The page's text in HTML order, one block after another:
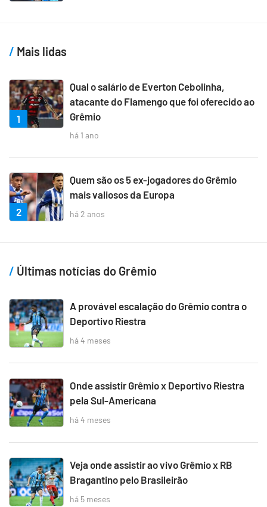
Mais lidas
1
Qual o salário de Everton Cebolinha,
atacante do Flamengo que foi oferecido ao
Grêmio
há 1 ano
2
Quem são os 5 ex-jogadores do Grêmio
mais valiosos da Europa
há 2 anos
Últimas notícias do Grêmio
A provável escalação do Grêmio contra o
Deportivo Riestra
há 4 meses
Onde assistir Grêmio x Deportivo Riestra
pela Sul-Americana
há 4 meses
Veja onde assistir ao vivo Grêmio x RB
Bragantino pelo Brasileirão
há 5 meses